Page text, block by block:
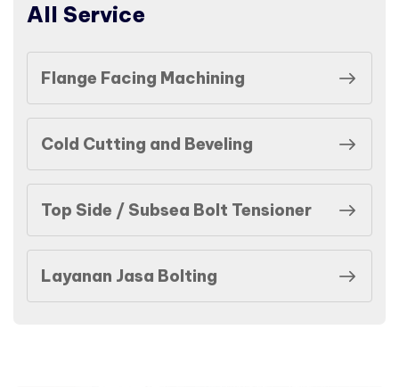
All Service
Flange Facing Machining
Cold Cutting and Beveling
Top Side / Subsea Bolt Tensioner
Layanan Jasa Bolting